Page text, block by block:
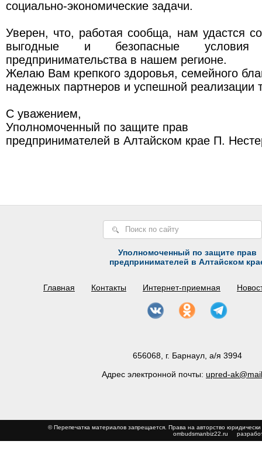
социально-экономические задачи.
Уверен, что, работая сообща, нам удастся
выгодные и безопасные
предпринимательства в нашем регионе.
Желаю Вам крепкого здоровья, семейного
надежных партнеров и успешной реализации
С уважением,
Уполномоченный по защите прав
предпринимателей в Алтайском крае П.
Уполномоченный по защите прав
предпринимателей в Алтайском
Главная Контакты Интернет-приемная
656068, г. Барнаул, а/я 3994
Адрес электронной почты: upred-
© Перепечатка материалов запрещается. Права на авторство
ombudsmanbiz22.ru